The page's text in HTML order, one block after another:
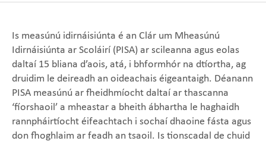
Is measúnú idirnáisiúnta é an Clár um Mheasúnú
Idirnáisiúnta ar Scoláirí (PISA) ar scileanna agus eolas
daltaí 15 bliana d’aois, atá, i bhformhór na dtíortha, ag
druidim le deireadh an oideachais éigeantaigh. Déanann
PISA measúnú ar fheidhmíocht daltaí ar thascanna
‘fíorshaoil’ a mheastar a bheith ábhartha le haghaidh
rannpháirtíocht éifeachtach i sochaí dhaoine fásta agus
don fhoghlaim ar feadh an tsaoil. Is tionscadal de chuid